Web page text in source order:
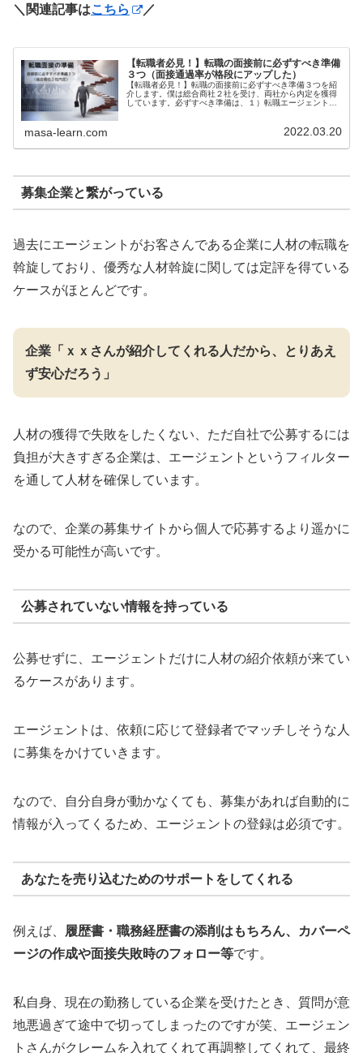
＼関連記事はこちら ／
【転職者必見！】転職の面接前に必ずすべき準備
３つ（面接通過率が格段にアップした）
【転職者必見！】転職の面接前に必ずすべき準備３つを紹
介します。僕は総合商社２社を受け、両社から内定を獲得
しています。必ずすべき準備は、１）転職エージェントに
ルミ－ティングを行うの３つです。詳しくは記事をご覧く
masa-learn.com 2022.03.20
募集企業と繋がっている
過去にエージェントがお客さんである企業に人材の転職を
斡旋しており、優秀な人材斡旋に関しては定評を得ている
ケースがほとんどです。
企業「ｘｘさんが紹介してくれる人だから、とりあえ
ず安心だろう」
人材の獲得で失敗をしたくない、ただ自社で公募するには
負担が大きすぎる企業は、エージェントというフィルター
を通して人材を確保しています。
なので、企業の募集サイトから個人で応募するより遥かに
受かる可能性が高いです。
公募されていない情報を持っている
公募せずに、エージェントだけに人材の紹介依頼が来てい
るケースがあります。
エージェントは、依頼に応じて登録者でマッチしそうな人
に募集をかけていきます。
なので、自分自身が動かなくても、募集があれば自動的に
情報が入ってくるため、エージェントの登録は必須です。
あなたを売り込むためのサポートをしてくれる
例えば、
履歴書・職務経歴書の添削はもちろん、カバーペ
ージの作成や面接失敗時のフォロー等です。
私自身、現在の勤務している企業を受けたとき、質問が意
地悪過ぎて途中で切ってしまったのですが笑、エージェン
トさんがクレームを入れてくれて再調整してくれて、最終